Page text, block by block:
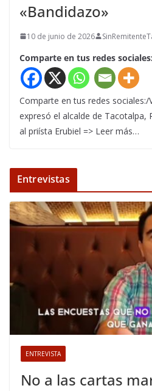
«Bandidazo»
10 de junio de 2026
Comparte en tus redes sociales:
Comparte en tus redes
expresó el alcalde de Tacotalpa,
al priísta Erubiel => Leer más…
Entrevistas
ENTREVISTA
No a las cartas